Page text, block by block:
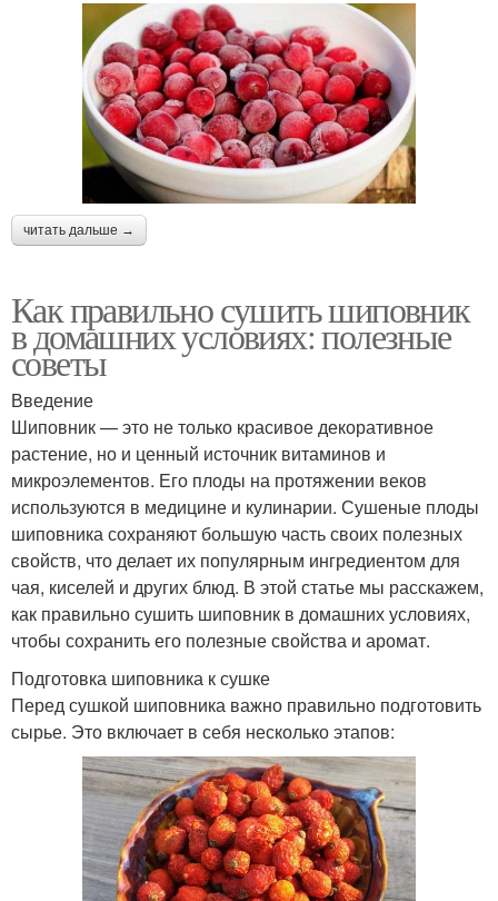
читать дальше →
Как правильно сушить шиповник
в домашних условиях: полезные
советы
Введение
Шиповник — это не только красивое декоративное
растение, но и ценный источник витаминов и
микроэлементов. Его плоды на протяжении веков
используются в медицине и кулинарии. Сушеные плоды
шиповника сохраняют большую часть своих полезных
свойств, что делает их популярным ингредиентом для
чая, киселей и других блюд. В этой статье мы расскажем,
как правильно сушить шиповник в домашних условиях,
чтобы сохранить его полезные свойства и аромат.
Подготовка шиповника к сушке
Перед сушкой шиповника важно правильно подготовить
сырье. Это включает в себя несколько этапов: